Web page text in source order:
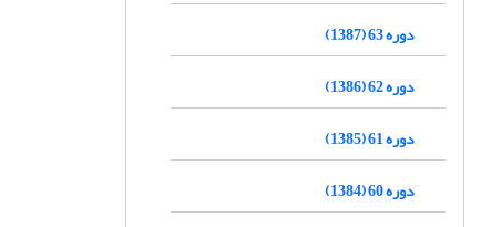
دوره 63 (1387)
دوره 62 (1386)
دوره 61 (1385)
دوره 60 (1384)